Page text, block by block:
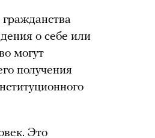
о себе или
могут
получения
Это